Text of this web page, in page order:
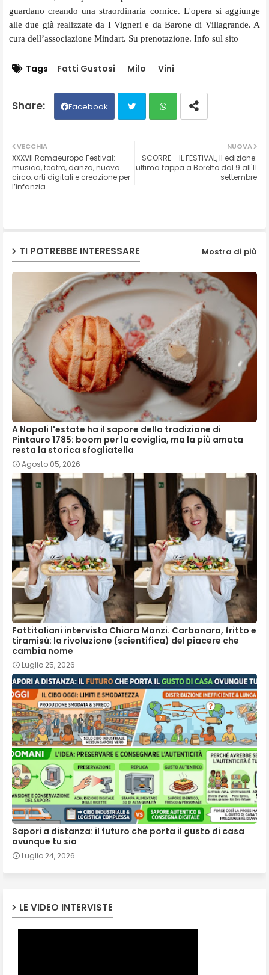
guardano creando una straordinaria cornice. L'opera si aggiunge
alle due già realizzate da I Vigneri e da Barone di Villagrande. A
cura dell’associazione Mindart. Su prenotazione. Info sul sito
Tags Fatti Gustosi Milo Vini
Facebook
ats
NUOVA
SCORRE - IL FESTIVAL, II edizione:
ultima tappa a Boretto dal 9 all'11
settembre
VECCHIA
XXXVII Romaeuropa Festival:
musica, teatro, danza, nuovo
circo, arti digitali e creazione per
l’infanzia
TI POTREBBE INTERESSARE Mostra di più
A Napoli l'estate ha il sapore della tradizione di
Pintauro 1785: boom per la coviglia, ma la più amata
resta la storica sfogliatella
Agosto 05, 2026
Fattitaliani intervista Chiara Manzi. Carbonara, fritto e
tiramisù: la rivoluzione (scientifica) del piacere che
cambia nome
Luglio 25, 2026
Sapori a distanza: il futuro che porta il gusto di casa
ovunque tu sia
Luglio 24, 2026
LE VIDEO INTERVISTE